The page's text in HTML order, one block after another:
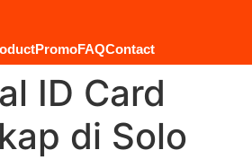
PromoFAQContact
ID Card
di Solo